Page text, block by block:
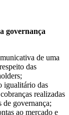
governança
de uma
das
igualitário das
realizadas
de governança;
ao mercado e